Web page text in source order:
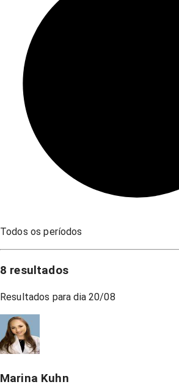
Todos os períodos
8 resultados
Resultados para dia20/08
Marina Kuhn